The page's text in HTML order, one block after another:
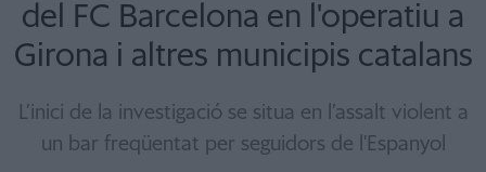
del FC Barcelona en l'operatiu a
Girona i altres municipis catalans
L’inici de la investigació se situa en l’assalt violent a
un bar freqüentat per seguidors de l'Espanyol